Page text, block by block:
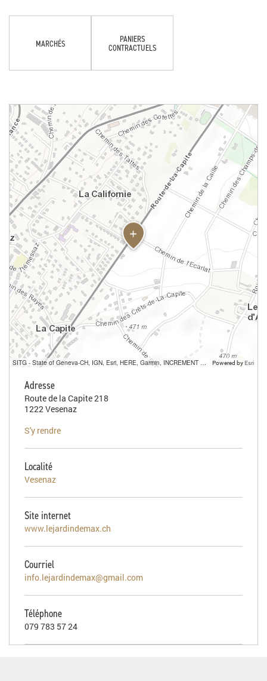
MARCHÉS
PANIERS
CONTRACTUELS
SITG - State of Geneva-CH, IGN, Esri, HERE, Garmin, INCREMENT P, USGS, METI/NASA Powered by Esri
Adresse
Route de la Capite 218
1222 Vesenaz
S'y rendre
Localité
Vesenaz
Site internet
www.lejardindemax.ch
Courriel
info.lejardindemax@gmail.com
Téléphone
079 783 57 24